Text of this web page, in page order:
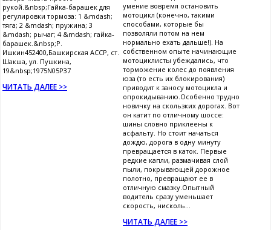
рукой.&nbsp;Гайка-барашек для
регулировки тормоза: 1 &mdash;
тяга; 2 &mdash; пружина; 3
&mdash; рычаг; 4 &mdash; гайка-
барашек.&nbsp;Р.
Ишкин452400,Башкирская АССР, ст.
Шакша, ул. Пушкина,
19&nbsp;1975N05P37
ЧИТАТЬ ДАЛЕЕ >>
умение вовремя остановить
мотоцикл (конечно, такими
способами, которые бы
позволяли потом на нем
нормально ехать дальше!). На
собственном опыте начинающие
мотоциклисты убеждались, что
торможение колес до появления
юза (то есть их блокирования)
приводит к заносу мотоцикла и
опрокидыванию.Особенно трудно
новичку на скользких дорогах. Вот
он катит по отличному шоссе:
шины словно приклеены к
асфальту. Но стоит начаться
дождю, дорога в одну минуту
превращается в каток. Первые
редкие капли, размачивая слой
пыли, покрывающей дорожное
полотно, превращают ее в
отличную смазку.Опытный
водитель сразу уменьшает
скорость, нисколь...
ЧИТАТЬ ДАЛЕЕ >>